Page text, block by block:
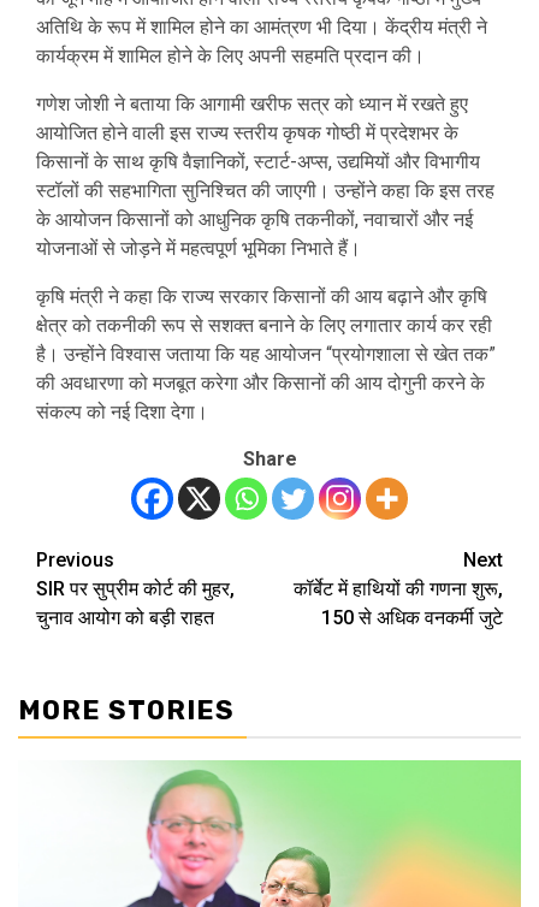
अतिथि के रूप में शामिल होने का आमंत्रण भी दिया। केंद्रीय मंत्री ने
कार्यक्रम में शामिल होने के लिए अपनी सहमति प्रदान की।
गणेश जोशी ने बताया कि आगामी खरीफ सत्र को ध्यान में रखते हुए
आयोजित होने वाली इस राज्य स्तरीय कृषक गोष्ठी में प्रदेशभर के
किसानों के साथ कृषि वैज्ञानिकों, स्टार्ट-अप्स, उद्यमियों और विभागीय
स्टॉलों की सहभागिता सुनिश्चित की जाएगी। उन्होंने कहा कि इस तरह
के आयोजन किसानों को आधुनिक कृषि तकनीकों, नवाचारों और नई
योजनाओं से जोड़ने में महत्वपूर्ण भूमिका निभाते हैं।
कृषि मंत्री ने कहा कि राज्य सरकार किसानों की आय बढ़ाने और कृषि
क्षेत्र को तकनीकी रूप से सशक्त बनाने के लिए लगातार कार्य कर रही
है। उन्होंने विश्वास जताया कि यह आयोजन “प्रयोगशाला से खेत तक”
की अवधारणा को मजबूत करेगा और किसानों की आय दोगुनी करने के
संकल्प को नई दिशा देगा।
Share
Post
navigation
Previous
SIR पर सुप्रीम कोर्ट की मुहर,
चुनाव आयोग को बड़ी राहत
Next
कॉर्बेट में हाथियों की गणना शुरू,
150 से अधिक वनकर्मी जुटे
MORE STORIES